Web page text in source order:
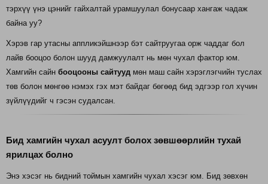
тэрхүү үнэ цэнийг гайхалтай урамшуулал бонусаар хангаж чадаж
байна уу?
Хэрэв гар утасны аппликэйшнээр бэт сайтруугаа орж чаддаг бол
лайв бооцоо болон шууд дамжуулалт нь мөн чухал фактор юм.
Хамгийн сайн бооцооны сайтууд мөн маш сайн хэрэглэгчийн туслах
төв болон мөнгөө нэмэх гэх мэт байдаг бөгөөд бид эдгээр гол хүчин
зүйлүүдийг ч гэсэн судалсан.
Бид хамгийн чухал асуулт болох зөвшөөрлийн тухай
ярилцах болно
Энэ хэсэг нь бидний тоймын хамгийн чухал хэсэг юм. Бид зөвхөн